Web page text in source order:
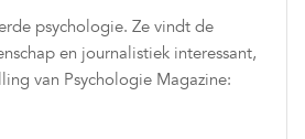
psychologie. Ze vindt de
en journalistiek interessant,
van Psychologie Magazine: